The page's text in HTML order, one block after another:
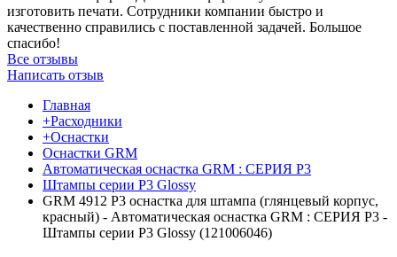
изготовить печати. Сотрудники компании быстро и
качественно справились с поставленной задачей. Большое
спасибо!
Все отзывы
Написать отзыв
Главная
+Расходники
+Оснастки
Оснастки GRM
Автоматическая оснастка GRM : СЕРИЯ P3
Штампы серии P3 Glossy
GRM 4912 P3 оснастка для штампа (глянцевый корпус,
красный) - Автоматическая оснастка GRM : СЕРИЯ P3 -
Штампы серии P3 Glossy (121006046)